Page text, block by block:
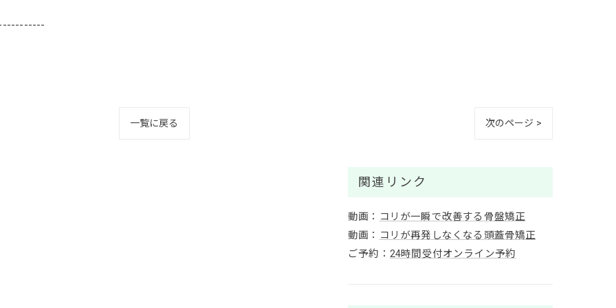
一覧に戻る 次のページ >
関連リンク
動画： コリが一瞬で改善する骨盤矯正
動画： コリが再発しなくなる頭蓋骨矯正
ご予約： 24時間受付オンライン予約